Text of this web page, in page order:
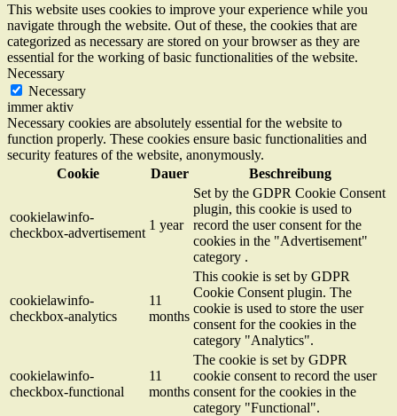
This website uses cookies to improve your experience while you
navigate through the website. Out of these, the cookies that are
categorized as necessary are stored on your browser as they are
essential for the working of basic functionalities of the website.
Necessary
Necessary
immer aktiv
Necessary cookies are absolutely essential for the website to
function properly. These cookies ensure basic functionalities and
security features of the website, anonymously.
Cookie
Dauer Beschreibung
cookielawinfo-
checkbox-advertisement
1 year
Set by the GDPR Cookie Consent
plugin, this cookie is used to
record the user consent for the
cookies in the "Advertisement"
category .
cookielawinfo-
checkbox-analytics
11
months
This cookie is set by GDPR
Cookie Consent plugin. The
cookie is used to store the user
consent for the cookies in the
category "Analytics".
cookielawinfo-
checkbox-functional
11
months
The cookie is set by GDPR
cookie consent to record the user
consent for the cookies in the
category "Functional".